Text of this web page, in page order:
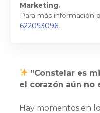
Marketing.
Para más información
622093096.
“Constelar es
el corazón aún no
Hay momentos en